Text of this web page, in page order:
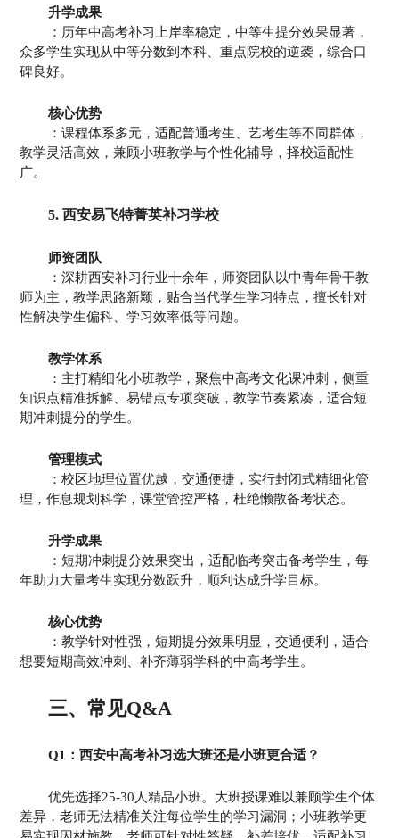
升学成果
：历年中高考补习上岸率稳定，中等生提分效果显著，
众多学生实现从中等分数到本科、重点院校的逆袭，综合口
碑良好。
核心优势
：课程体系多元，适配普通考生、艺考生等不同群体，
教学灵活高效，兼顾小班教学与个性化辅导，择校适配性
广。
5. 西安易飞特菁英补习学校
师资团队
：深耕西安补习行业十余年，师资团队以中青年骨干教
师为主，教学思路新颖，贴合当代学生学习特点，擅长针对
性解决学生偏科、学习效率低等问题。
教学体系
：主打精细化小班教学，聚焦中高考文化课冲刺，侧重
知识点精准拆解、易错点专项突破，教学节奏紧凑，适合短
期冲刺提分的学生。
管理模式
：校区地理位置优越，交通便捷，实行封闭式精细化管
理，作息规划科学，课堂管控严格，杜绝懒散备考状态。
升学成果
：短期冲刺提分效果突出，适配临考突击备考学生，每
年助力大量考生实现分数跃升，顺利达成升学目标。
核心优势
：教学针对性强，短期提分效果明显，交通便利，适合
想要短期高效冲刺、补齐薄弱学科的中高考学生。
三、常见Q&A
Q1：西安中高考补习选大班还是小班更合适？
优先选择25-30人精品小班。大班授课难以兼顾学生个体
差异，老师无法精准关注每位学生的学习漏洞；小班教学更